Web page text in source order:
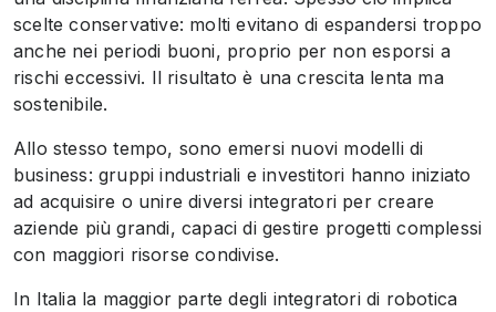
scelte conservative: molti evitano di espandersi troppo
anche nei periodi buoni, proprio per non esporsi a
rischi eccessivi. Il risultato è una crescita lenta ma
sostenibile.
Allo stesso tempo, sono emersi nuovi modelli di
business: gruppi industriali e investitori hanno iniziato
ad acquisire o unire diversi integratori per creare
aziende più grandi, capaci di gestire progetti complessi
con maggiori risorse condivise.
In Italia la maggior parte degli integratori di robotica